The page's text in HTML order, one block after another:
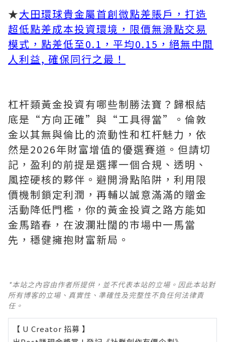
★大田環球貴金屬首創微點差賬戶，打造
超低點差成本投資環境，限價無滑點交易
模式，點差低至0.1，平均0.15，絕無中間
人利益, 確保同行之最！
杠杆類黃金投資有哪些制勝法寶？歸根結
底是“方向正確”與“工具得當”。倫敦
金以其無與倫比的流動性和杠杆魅力，依
然是2026年財富增值的優選賽道。但請切
記，盈利的前提是選擇一個合規、透明、
風控硬核的夥伴。避開滑點陷阱，利用限
價機制鎖定利潤，再輔以誠意滿滿的贈金
活動降低門檻，你的黃金投資之路方能如
金馬踏春，在波瀾壯闊的市場中一馬當
先，穩健擁抱財富新局。
*本站之內容由作者所提供，並不代表本站的立場。因此本站對
所有博客的立場、真實性、準確性及完整性不負任何法律責
任。
【 U Creator 招募 】